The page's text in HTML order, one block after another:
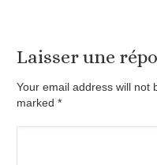
Laisser une
Your email address will not
marked*